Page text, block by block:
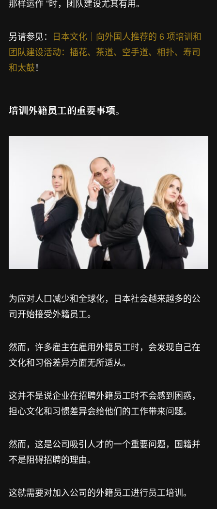
那样运作 “时，团队建设尤其有用。
另请参见： 日本文化｜向外国人推荐的 6 项培训和
团队建设活动：插花、茶道、空手道、相扑、寿司
和太鼓！
培训外籍员工的重要事项。
为应对人口减少和全球化，日本社会越来越多的公
司开始接受外籍员工。
然而，许多雇主在雇用外籍员工时，会发现自己在
文化和习俗差异方面无所适从。
这并不是说企业在招聘外籍员工时不会感到困惑，
担心文化和习惯差异会给他们的工作带来问题。
然而，这是公司吸引人才的一个重要问题，国籍并
不是阻碍招聘的理由。
这就需要对加入公司的外籍员工进行员工培训。